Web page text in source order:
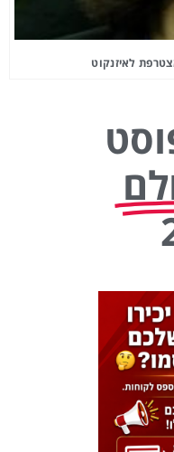
לאיזנקוט